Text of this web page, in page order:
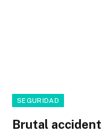
SEGURIDAD
Brutal